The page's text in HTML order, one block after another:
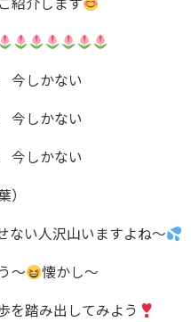
今しかない
今しかない
今しかない
）
ない人沢山いますよね〜
〜
懐かし〜
を踏み出してみよう